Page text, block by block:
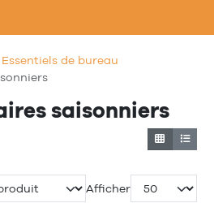
Essentiels de bureau
saisonniers
Afficher